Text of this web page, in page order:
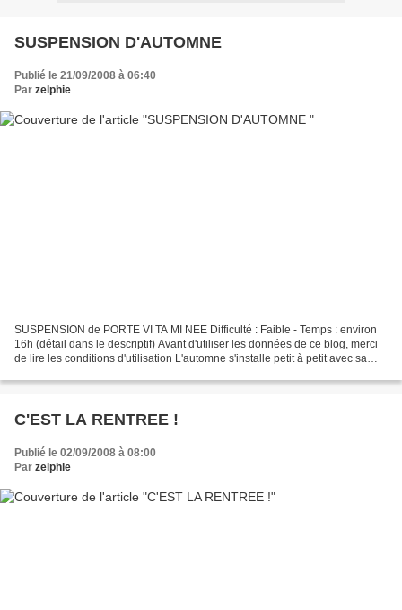
SUSPENSION D'AUTOMNE
Publié le 21/09/2008 à 06:40
Par zelphie
SUSPENSION de PORTE VI TA MI NEE Difficulté : Faible - Temps : environ
16h (détail dans le descriptif) Avant d'utiliser les données de ce blog, merci
de lire les conditions d'utilisation L'automne s'installe petit à petit avec sa
C'EST LA RENTREE !
Publié le 02/09/2008 à 08:00
Par zelphie